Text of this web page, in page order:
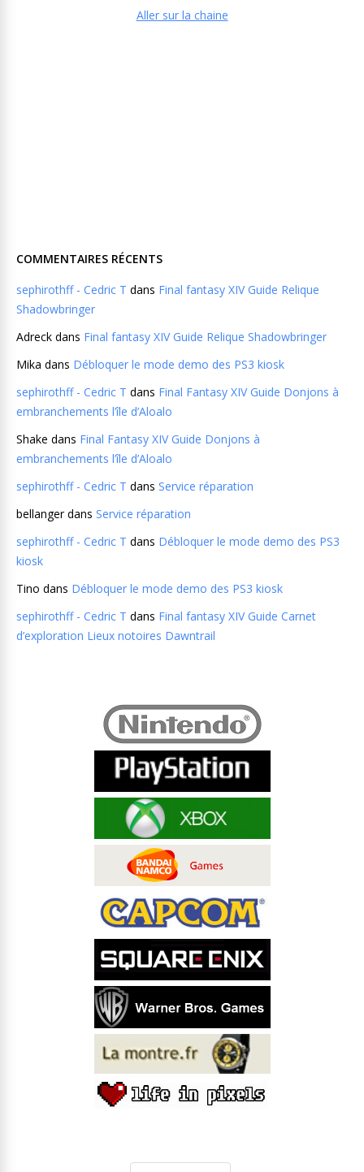
Aller sur la chaine
COMMENTAIRES RÉCENTS
sephirothff - Cedric T dans Final fantasy XIV Guide Relique
Shadowbringer
Adreck dans Final fantasy XIV Guide Relique Shadowbringer
Mika dans Débloquer le mode demo des PS3 kiosk
sephirothff - Cedric T dans Final Fantasy XIV Guide Donjons à
embranchements l’île d’Aloalo
Shake dans Final Fantasy XIV Guide Donjons à
embranchements l’île d’Aloalo
sephirothff - Cedric T dans Service réparation
bellangerdans Service réparation
sephirothff - Cedric T dans Débloquer le mode demo des PS3
kiosk
Tino dans Débloquer le mode demo des PS3 kiosk
sephirothff - Cedric T dans Final fantasy XIV Guide Carnet
d’exploration Lieux notoires Dawntrail